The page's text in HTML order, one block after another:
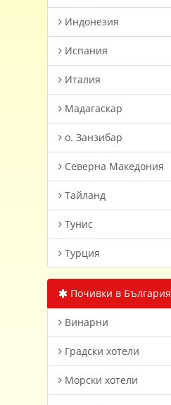
Индонезия
Испания
Италия
Мадагаскар
о. Занзибар
Северна Македония
Тайланд
Тунис
Турция
Почивки в България
Винарни
Градски хотели
Морски хотели